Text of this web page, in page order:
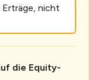
nicht
die Equity-